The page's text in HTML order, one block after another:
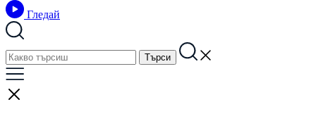
Гледай